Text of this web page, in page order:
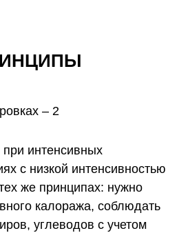
интенсивных
с низкой интенсивностью
же принципах: нужно
калоража, соблюдать
углеводов с учетом